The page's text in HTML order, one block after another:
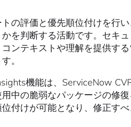
の評価と優先順位付けを行
を判断する活動です。セキ
ンテキストや理解を提供する
。
機能は、ServiceNow
中の脆弱なパッケージの修
付けが可能となり、修正す